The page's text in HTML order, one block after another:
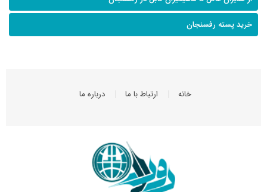
خرید پسته رفسنجان
خانه ارتباط با ما درباره ما